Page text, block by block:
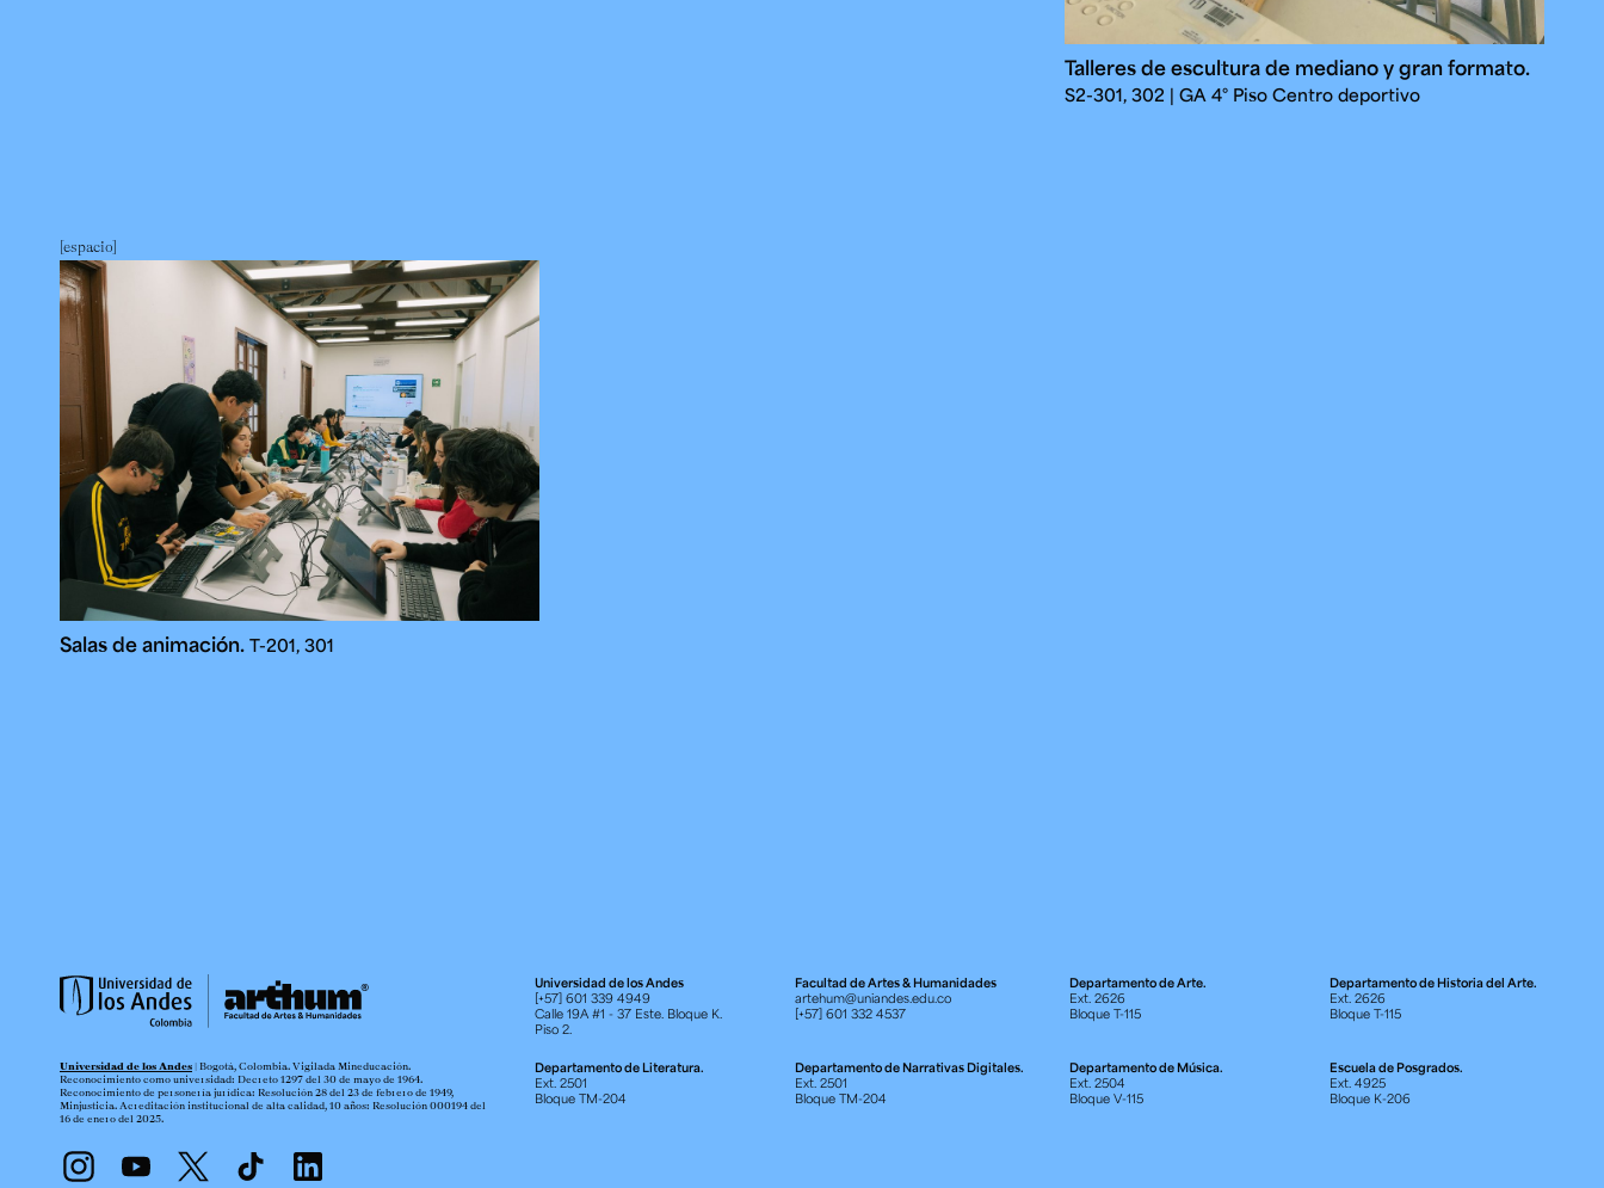
Talleres de escultura de mediano y gran formato.
S2-301, 302 | GA 4° Piso Centro deportivo
espacio
Salas de animación. T-201, 301
Universidad de los Andes
[+57] 601 339 4949
Calle 19A #1 - 37 Este. Bloque K.
Piso 2.
Facultad de Artes & Humanidades
artehum@uniandes.edu.co
[+57] 601 332 4537
Departamento de Arte.
Ext. 2626
Bloque T-115
Departamento de Historia del Arte.
Ext. 2626
Bloque T-115
Departamento de Literatura.
Ext. 2501
Bloque TM-204
Departamento de Narrativas Digitales.
Ext. 2501
Bloque TM-204
Departamento de Música.
Ext. 2504
Bloque V-115
Escuela de Posgrados.
Ext. 4925
Bloque K-206
Universidad de los Andes| Bogotá, Colombia. Vigilada Mineducación.
Reconocimiento como universidad: Decreto 1297 del 30 de mayo de 1964.
Reconocimiento de personería jurídica: Resolución 28 del 23 de febrero de 1949,
Minjusticia. Acreditación institucional de alta calidad, 10 años: Resolución 000194 del
16 de enero del 2025.